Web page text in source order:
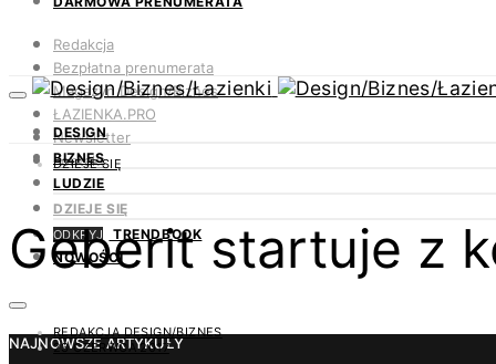
Redakcja
Bezpłatna prenumerata
Magazyn Design/Biznes
ŁAZIENKA.PRO
Newsletter
Kontakt
DESIGN
BIZNES
LUDZIE
DZIEJE SIĘ
ODKRYJ
TRENDBOOK
NOWOŚCI
NAJNOWSZE ARTYKUŁY
DZIEJE SIĘ
Geberit startuje z
REDAKCJA DESIGN/BIZNES
23 CZERWCA 2017